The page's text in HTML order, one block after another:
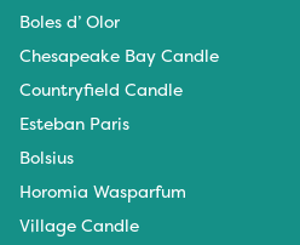
Boles d’ Olor
Chesapeake Bay Candle
Countryfield Candle
Esteban Paris
Bolsius
Horomia Wasparfum
Village Candle